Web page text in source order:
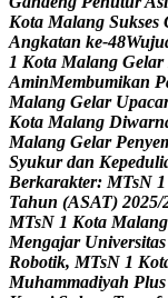
Kota Malang Sukses
Angkatan ke-48Wuju
1 Kota Malang Gelar
AminMembumikan P
Malang Gelar Upaca
Kota Malang Diwarn
Malang Gelar Penye
Syukur dan Kepeduli
Berkarakter: MTsN 1
Tahun (ASAT) 2025/
MTsN 1 Kota Malang
Mengajar Universitas
Robotik, MTsN 1 Kot
Muhammadiyah Plus